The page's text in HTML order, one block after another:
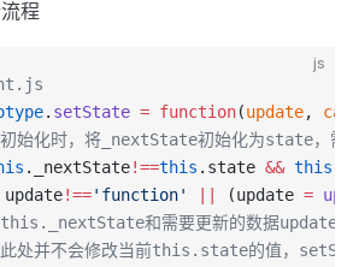
程
js
. setState = function(update,
始化时，将_nextState初始化为state，需
._nextState!==this .state && this
update!=='function' (update =
和需要更新的数据update
处并不会修改当前this.state的值，